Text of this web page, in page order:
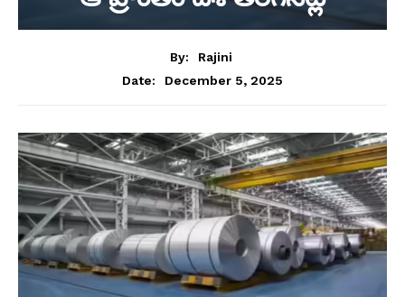
By:
Rajini
Date:
December 5, 2025